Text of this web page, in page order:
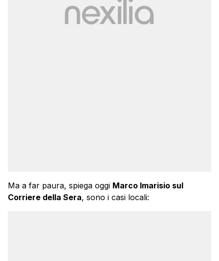
Ma a far paura, spiega oggi Marco Imarisio sul
Corriere della Sera, sono i casi locali: